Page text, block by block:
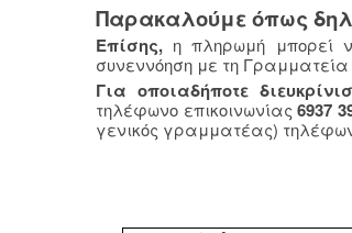
Παρακαλούμε όπως
Επίσης, η πληρωμή μπορεί
συνεννόηση με τη Γραμματεία
Για οποιαδήποτε
τηλέφωνο επικοινωνίας6937
γενικός γραμματέας)